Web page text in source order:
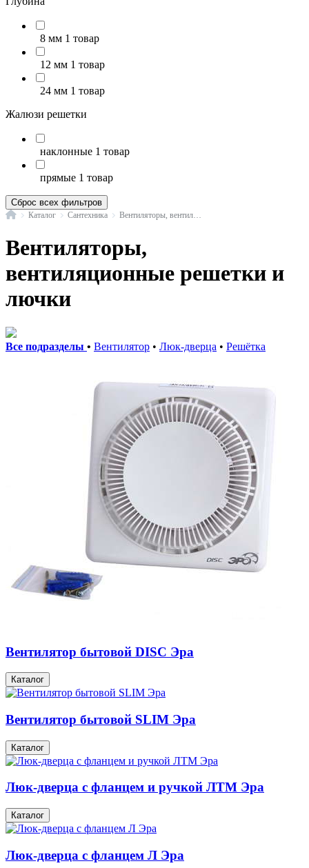
8 мм 1 товар
12 мм 1 товар
24 мм 1 товар
Жалюзи решетки
наклонные 1 товар
прямые 1 товар
Сброс всех фильтров
ГлавнаяКаталог Сантехника
Вентиляторы,
вентиляционные решетки и
лючки
Все подразделы • Вентилятор • Люк-дверца • Решётка
Вентилятор бытовой DISC Эра
Каталог
Вентилятор бытовой SLIM Эра
Каталог
Люк-дверца с фланцем и ручкой ЛТМ Эра
Каталог
Люк-дверца с фланцем Л Эра